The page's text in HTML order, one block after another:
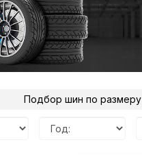
Подбор шин по размеру